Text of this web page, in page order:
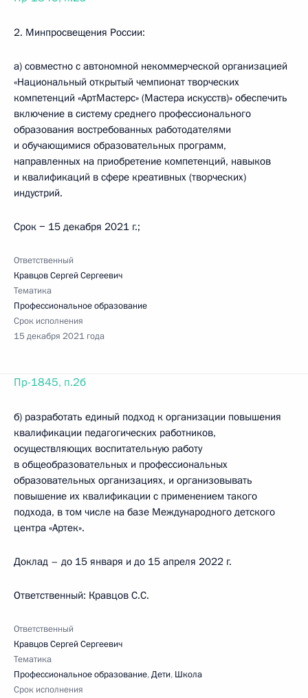
2. Минпросвещения России:
а) совместно с автономной некоммерческой организацией
«Национальный открытый чемпионат творческих
компетенций «АртМастерс» (Мастера искусств)» обеспечить
включение в систему среднего профессионального
образования востребованных работодателями
и обучающимися образовательных программ,
направленных на приобретение компетенций, навыков
и квалификаций в сфере креативных (творческих)
индустрий.
Срок − 15 декабря 2021 г.;
Ответственный
Кравцов Сергей Сергеевич
Тематика
Профессиональное образование
Срок исполнения
15 декабря 2021 года
Пр-1845, п.2б
б) разработать единый подход к организации повышения
квалификации педагогических работников,
осуществляющих воспитательную работу
в общеобразовательных и профессиональных
образовательных организациях, и организовывать
повышение их квалификации с применением такого
подхода, в том числе на базе Международного детского
центра «Артек».
Доклад – до 15 января и до 15 апреля 2022 г.
Ответственный: Кравцов С.С.
Ответственный
Кравцов Сергей Сергеевич
Тематика
Профессиональное образование,Дети, Школа
Срок исполнения